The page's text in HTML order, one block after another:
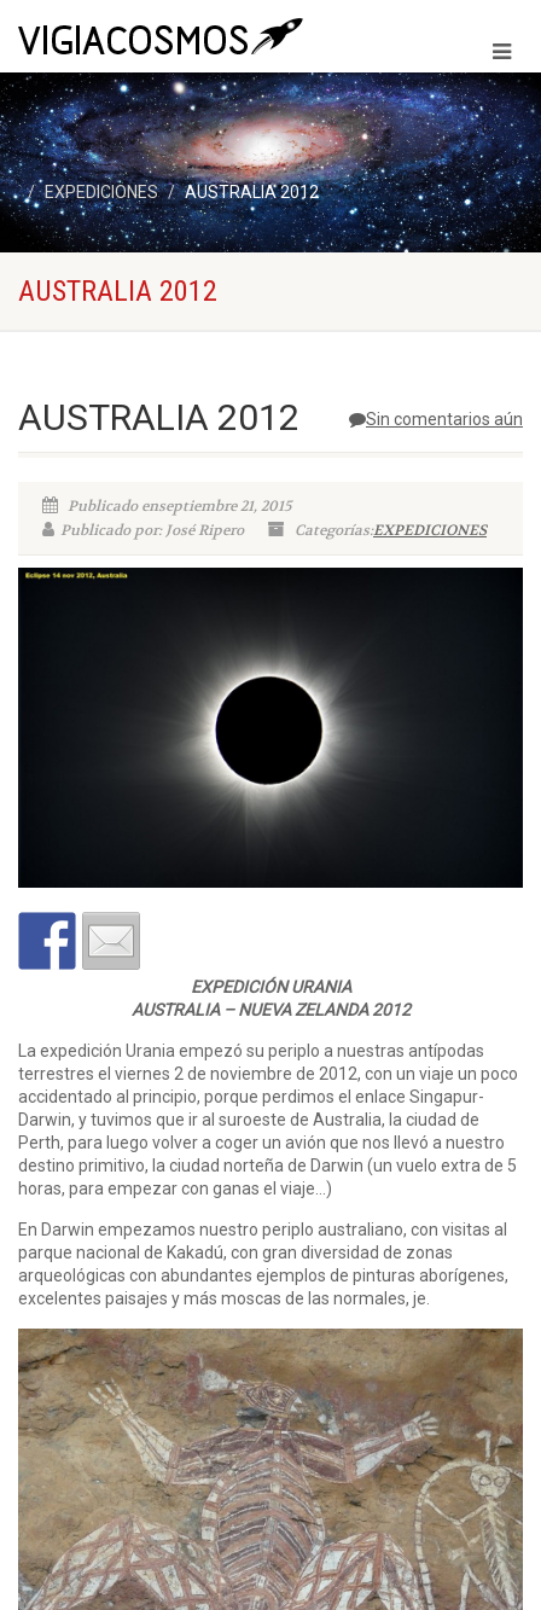
EXPEDICIONES AUSTRALIA 2012
AUSTRALIA 2012
Sin comentarios aún
AUSTRALIA 2012
Publicado enseptiembre 21, 2015
Publicado por: José Ripero
Categorías:EXPEDICIONES
EXPEDICIÓN URANIA
AUSTRALIA – NUEVA ZELANDA 2012
La expedición Urania empezó su periplo a nuestras antípodas
terrestres el viernes 2 de noviembre de 2012, con un viaje un poco
accidentado al principio, porque perdimos el enlace Singapur-
Darwin, y tuvimos que ir al suroeste de Australia, la ciudad de
Perth, para luego volver a coger un avión que nos llevó a nuestro
destino primitivo, la ciudad norteña de Darwin (un vuelo extra de 5
horas, para empezar con ganas el viaje…)
En Darwin empezamos nuestro periplo australiano, con visitas al
parque nacional de Kakadú, con gran diversidad de zonas
arqueológicas con abundantes ejemplos de pinturas aborígenes,
excelentes paisajes y más moscas de las normales, je.